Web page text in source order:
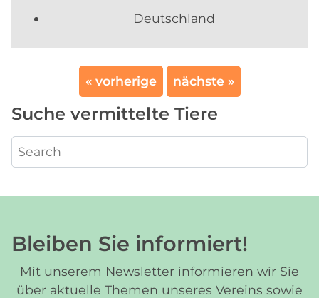
Deutschland
« vorherige nächste »
Suche vermittelte Tiere
Bleiben Sie informiert!
Mit unserem Newsletter informieren wir Sie
über aktuelle Themen unseres Vereins sowie